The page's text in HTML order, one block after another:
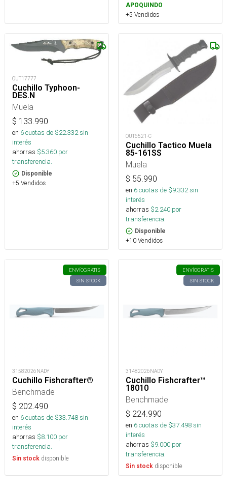
APOQUINDO
+5 Vendidos
OUT17777
Cuchillo Typhoon-
DES.N
Muela
$ 133.990
en 6cuotas de $22.332sin
interés
ahorras $5.360 por
transferencia.
Disponible
+5 Vendidos
OUT6521-C
Cuchillo Tactico Muela
85-161SS
Muela
$ 55.990
en 6cuotas de $9.332sin
interés
ahorras $2.240 por
transferencia.
Disponible
+10 Vendidos
ENVÍOGRATIS
SIN STOCK
31582026NADY
Cuchillo Fishcrafter®
Benchmade
$ 202.490
en 6cuotas de $33.748sin
interés
ahorras $8.100 por
transferencia.
Sin stock disponible
ENVÍOGRATIS
SIN STOCK
31482026NADY
Cuchillo Fishcrafter™
18010
Benchmade
$ 224.990
en 6cuotas de $37.498sin
interés
ahorras $9.000 por
transferencia.
Sin stock disponible